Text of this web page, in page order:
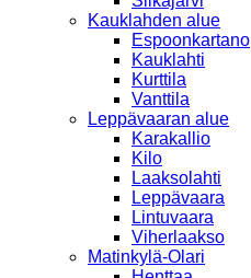
Kauklahden alue
Espoonkartano
Kauklahti
Kurttila
Vanttila
Leppävaaran alue
Karakallio
Kilo
Laaksolahti
Leppävaara
Lintuvaara
Viherlaakso
Matinkylä-Olari